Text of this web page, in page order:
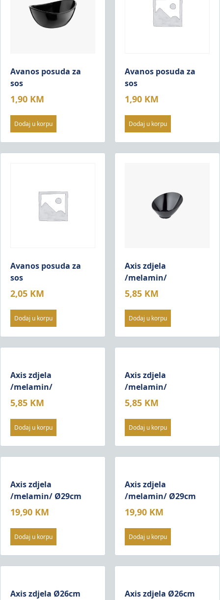
Avanos posuda za
sos
1,90 KM
Dodaj u korpu
Avanos posuda za
sos
1,90 KM
Dodaj u korpu
Avanos posuda za
sos
2,05 KM
Dodaj u korpu
Axis zdjela
/melamin/
5,85 KM
Dodaj u korpu
Axis zdjela
/melamin/
5,85 KM
Dodaj u korpu
Axis zdjela
/melamin/
5,85 KM
Dodaj u korpu
Axis zdjela
/melamin/ Ø29cm
19,90 KM
Dodaj u korpu
Axis zdjela
/melamin/ Ø29cm
19,90 KM
Dodaj u korpu
Axis zdjela Ø26cm Axis zdjela Ø26cm